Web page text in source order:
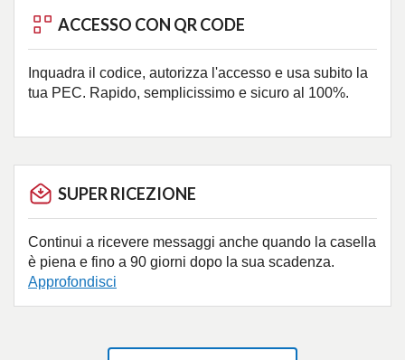
ACCESSO CON QR CODE
Inquadra il codice, autorizza l'accesso e usa subito la
tua PEC. Rapido, semplicissimo e sicuro al 100%.
SUPER RICEZIONE
Continui a ricevere messaggi anche quando la casella
è piena e fino a 90 giorni dopo la sua scadenza.
Approfondisci